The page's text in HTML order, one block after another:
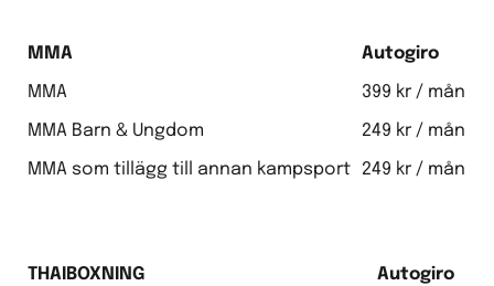
MMA Autogiro
MMA 399 kr / mån
MMA Barn & Ungdom 249 kr / mån
MMA som tillägg till annan kampsport 249 kr / mån
THAIBOXNING Autogiro